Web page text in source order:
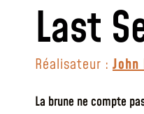
Last
Réalisateur : John
La brune ne compte